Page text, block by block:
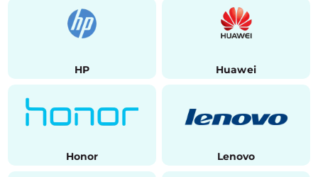
HP Huawei
Honor Lenovo